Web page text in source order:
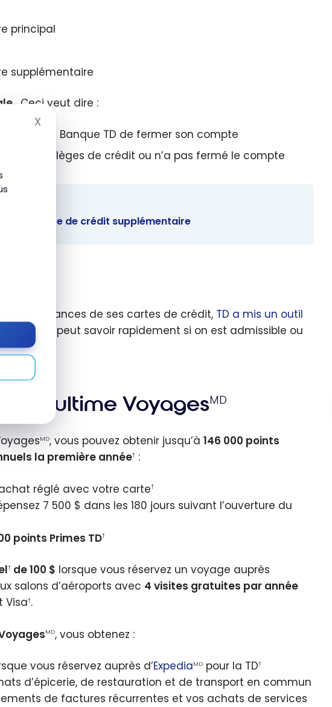
XMasquer le bandeau des cookies
principal
supplémentaire
. Ceci veut dire :
à la Banque TD de fermer son compte
les privilèges de crédit ou n’a pas fermé le compte
d’une carte de crédit supplémentaire
d’assurances de ses cartes de crédit, TD a mis un outil
on peut savoir rapidement si on est admissible ou
ultime VoyagesMD
MD, vous pouvez obtenir jusqu’à 146 000 points
la première année† :
réglé avec votre carte†
7 500 $ dans les 180 jours suivant l’ouverture du
points Primes TD†
† de 100 $ lorsque vous réservez un voyage auprès
salons d’aéroports avec 4 visites gratuites par année
Visa†.
MD, vous obtenez :
vous réservez auprès d’ExpediaMDpour la TD†
d’épicerie, de restauration et de transport en commun
de factures récurrentes et vos achats de services